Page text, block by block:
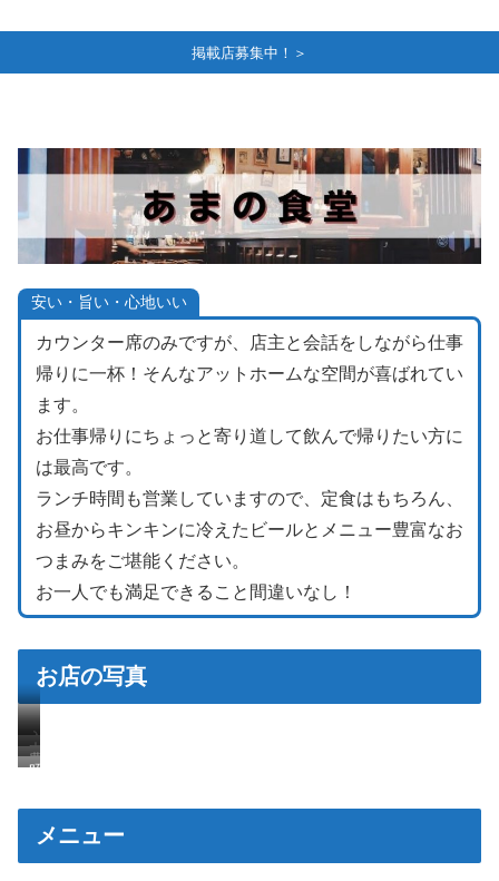
掲載店募集中！＞
安い・旨い・心地いい
カウンター席のみですが、店主と会話をしながら仕事
帰りに一杯！そんなアットホームな空間が喜ばれてい
ます。
お仕事帰りにちょっと寄り道して飲んで帰りたい方に
は最高です。
ランチ時間も営業していますので、定食はもちろん、
お昼からキンキンに冷えたビールとメニュー豊富なお
つまみをご堪能ください。
お一人でも満足できること間違いなし！
お店の写真
入
口
板
を
中
理
豊
な
メ
ニ
昭
トメニュー